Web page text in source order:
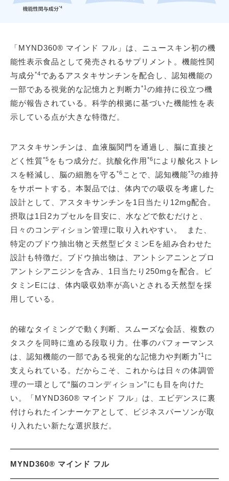
「MYND360® マインド フル」は、ニュースキン初の機
能性表示食品として発売されるサプリメント。機能性関
与成分*4であるアスタキサンチンを配合し、認知機能の
一部である視覚的な記憶力と判断力 *1 の維持に役立つ機
能が報告されている。科学的根拠に基づいた機能性を表
示している点が大きな特徴だ。
アスタキサンチンは、血液脳関門を通過し、脳に直接と
どく性質*5 をもつ成分だ。抗酸化作用*6により酸化ストレ
スを軽減し、脳の細胞を守る *6 ことで、認知機能*3の維持
をサポートする。本製品では、体内での吸収を考慮した
設計として、アスタキサンチンを1日当たり12mg配合。
摂取は1日2カプセルを目安に、水などで飲むだけと、
日々のコンディション管理に取り入れやすい。 また、
特定のブドウ抽出物と天然型ビタミンEを組み合わせた
設計も特徴だ。ブドウ抽出物は、アントシアニンとプロ
アントシアニジンを含み、1日当たり250mgを配合。ビ
タミンEには、体内吸収効率が高いとされる天然型を採
用している。
的確なタイミングで動く判断、スムーズな会話、複数の
タスクを同時に進める段取り力。仕事のパフォーマンス
は、認知機能の一部である視覚的な記憶力や判断力 *1 に
支えられている。だからこそ、これからは日々の体調管
理の一環として“脳のコンディション”にも目を向けた
い。「MYND360® マインド フル」は、エビデンスに裏
付けられたインナーケアとして、ビジネスパーソンが取
り入れたい新たな選択肢だ。
MYND360® マインド フル